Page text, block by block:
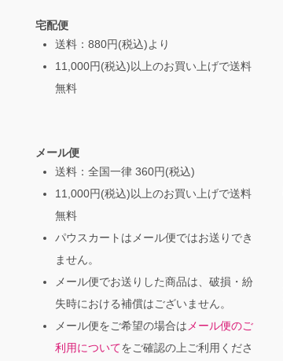
宅配便
送料：880円(税込)より
11,000円(税込)以上のお買い上げで送料
無料
メール便
送料：全国一律 360円(税込)
11,000円(税込)以上のお買い上げで送料
無料
パウスカートはメール便ではお送りでき
ません。
メール便でお送りした商品は、破損・紛
失時における補償はございません。
メール便をご希望の場合は メール便のご
利用についてをご確認の上ご利用くださ